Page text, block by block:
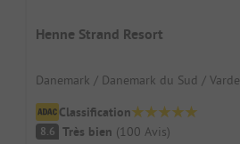
Henne Strand Resort
Danemark / Danemark du Sud / Varde
Classification
8.6 Très bien (100 Avis)